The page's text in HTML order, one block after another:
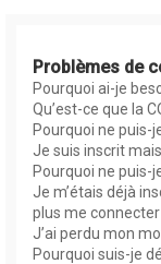
Problèmes de
Pourquoi ai-je
Qu’est-ce que la
Pourquoi ne puis-
Je suis inscrit
Pourquoi ne puis-
Je m’étais déjà
plus me connecter
J’ai perdu mon
Pourquoi suis-je